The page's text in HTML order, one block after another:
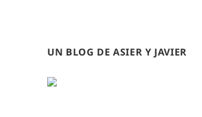
UN BLOG DE ASIER Y JAVIER